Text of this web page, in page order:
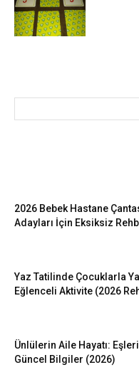
2026 Bebek Hastane
Adayları İçin Eksiksiz
Yaz Tatilinde Çocuklarla
Eğlenceli Aktivite (2026
Ünlülerin Aile Hayatı:
Güncel Bilgiler (2026)